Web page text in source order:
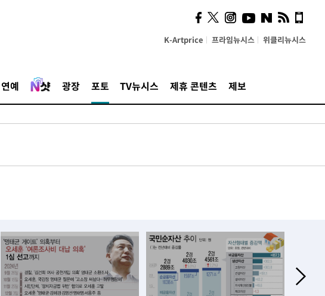
K-Artprice 프라임뉴시스 위클리뉴시스
연예 광장 포토 TV뉴시스 제휴 콘텐츠 제보